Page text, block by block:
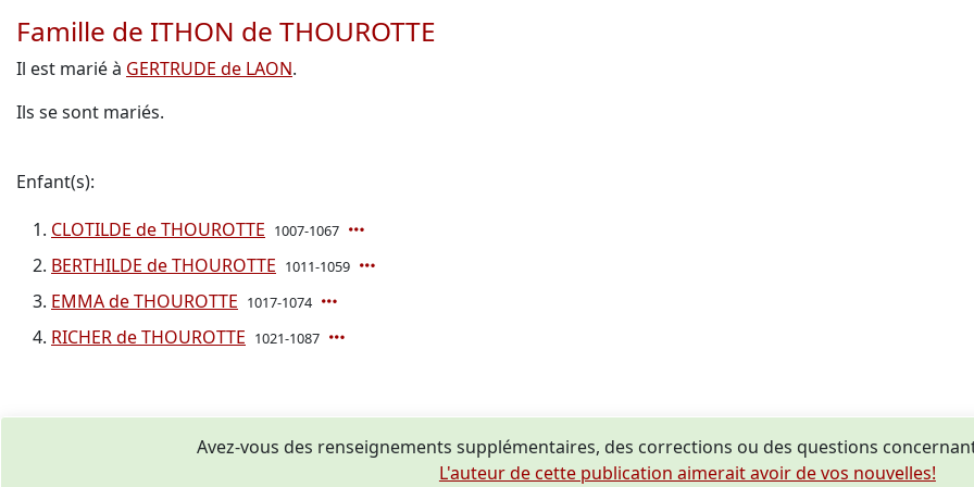
Famille de ITHON de THOUROTTE
Il est marié à GERTRUDE de LAON.
Ils se sont mariés.
Enfant(s):
CLOTILDE de THOUROTTE 1007-1067
BERTHILDE de THOUROTTE 1011-1059
EMMA de THOUROTTE 1017-1074
RICHER de THOUROTTE 1021-1087
Avez-vous des renseignements supplémentaires, des corrections ou des questions concernant
L'auteur de cette publication aimerait avoir de vos nouvelles!